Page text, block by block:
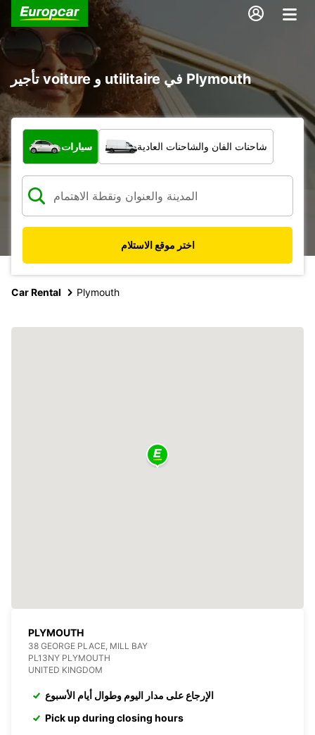
تأجير voiture و utilitaire في Plymouth
ما نوع المركبة؟
سيارات شاحنات الفان والشاحنات العادية
اختر موقع الاستلام
Car Rental Plymouth
PLYMOUTH
38 GEORGE PLACE, MILL BAY
PL13NY PLYMOUTH
UNITED KINGDOM
الإرجاع على مدار اليوم وطوال أيام الأسبوع
Pick up during closing hours